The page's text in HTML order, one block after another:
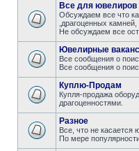
Все для ювелиров
Обсуждаем все что
,драгоценных камней,
Не обсуждаем все
Ювелирные
Все сообщения о
Все сообщения о
Куплю-Продам
Купля-продажа
драгоценностями.
Разное
Все, что не касается
По мере